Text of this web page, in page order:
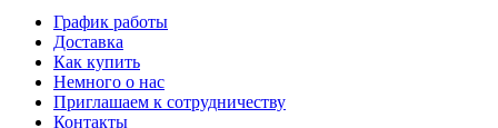
График работы
Доставка
Как купить
Немного о нас
Приглашаем к сотрудничеству
Контакты